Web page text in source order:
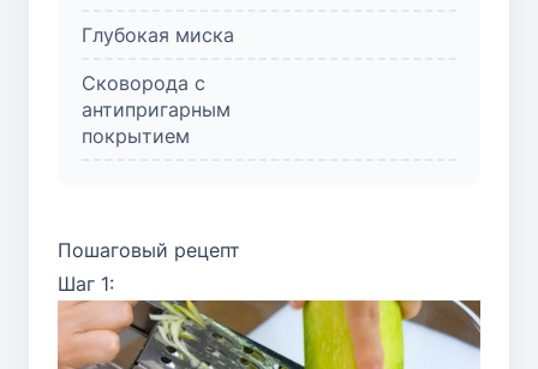
Глубокая миска
Сковорода с
антипригарным
покрытием
Пошаговый рецепт
Шаг 1: